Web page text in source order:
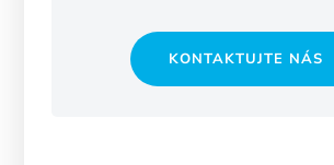
KONTAKTUJTE NÁS